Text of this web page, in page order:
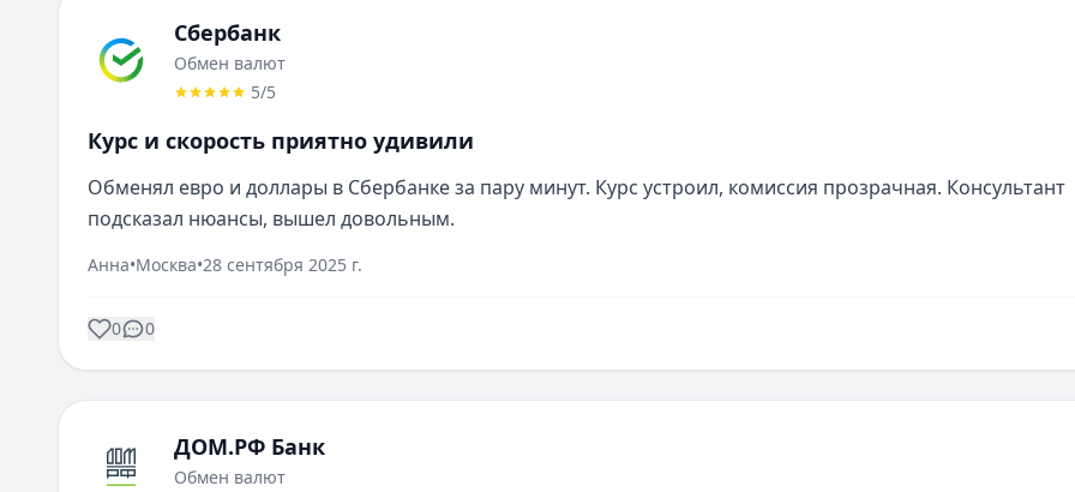
Сбербанк
Обмен валют
5/5
Курс и скорость приятно удивили
Обменял евро и доллары в Сбербанке за пару минут. Курс устроил, комиссия прозрачная. Консультант
подсказал нюансы, вышел довольным.
Анна•Москва•28 сентября 2025 г.
0 0
ДОМ.РФ Банк
Обмен валют